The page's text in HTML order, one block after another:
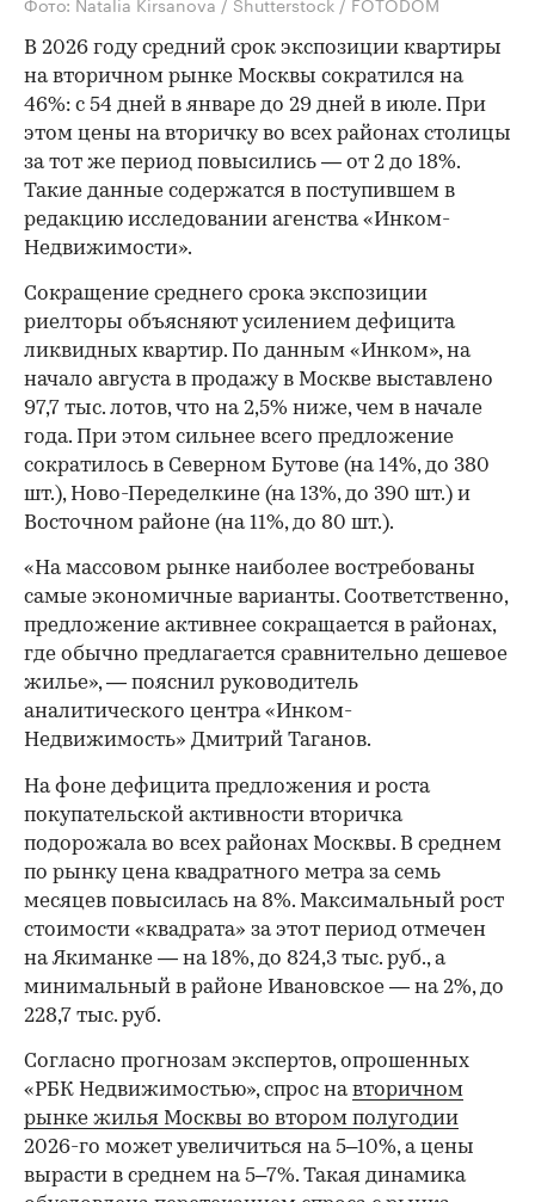
В 2026 году средний срок экспозиции квартиры
на вторичном рынке Москвы сократился на
46%: с 54 дней в январе до 29 дней в июле. При
этом цены на вторичку во всех районах столицы
за тот же период повысились — от 2 до 18%.
Такие данные содержатся в поступившем в
редакцию исследовании агенства «Инком-
Недвижимости».
Сокращение среднего срока экспозиции
риелторы объясняют усилением дефицита
ликвидных квартир. По данным «Инком», на
начало августа в продажу в Москве выставлено
97,7 тыс. лотов, что на 2,5% ниже, чем в начале
года. При этом сильнее всего предложение
сократилось в Северном Бутове (на 14%, до 380
шт.), Ново-Переделкине (на 13%, до 390 шт.) и
Восточном районе (на 11%, до 80 шт.).
«На массовом рынке наиболее востребованы
самые экономичные варианты. Соответственно,
предложение активнее сокращается в районах,
где обычно предлагается сравнительно дешевое
жилье», — пояснил руководитель
аналитического центра «Инком-
Недвижимость» Дмитрий Таганов.
00:00
На фоне дефицита предложения и роста
покупательской активности вторичка
подорожала во всех районах Москвы. В среднем
по рынку цена квадратного метра за семь
месяцев повысилась на 8%. Максимальный рост
стоимости «квадрата» за этот период отмечен
на Якиманке — на 18%, до 824,3 тыс. руб., а
минимальный в районе Ивановское — на 2%, до
228,7 тыс. руб.
Согласно прогнозам экспертов, опрошенных
«РБК Недвижимостью», спрос навторичном
рынке жилья Москвы во втором полугодии
2026-го может увеличиться на 5–10%, а цены
вырасти в среднем на 5–7%. Такая динамика